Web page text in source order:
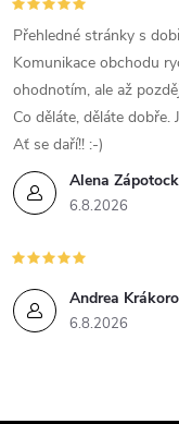
Alena
6.8.2026
Přehledné stránky s
Komunikace obchodu
ohodnotím, ale až
Co děláte, děláte dobře.
Ať se daří!! :-)
Andrea
6.8.2026